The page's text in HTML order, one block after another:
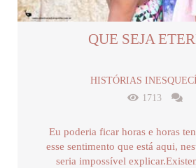
QUE SEJA
HISTÓRIAS
1713
Eu poderia ficar horas e horas
esse sentimento que está aqui,
seria impossível